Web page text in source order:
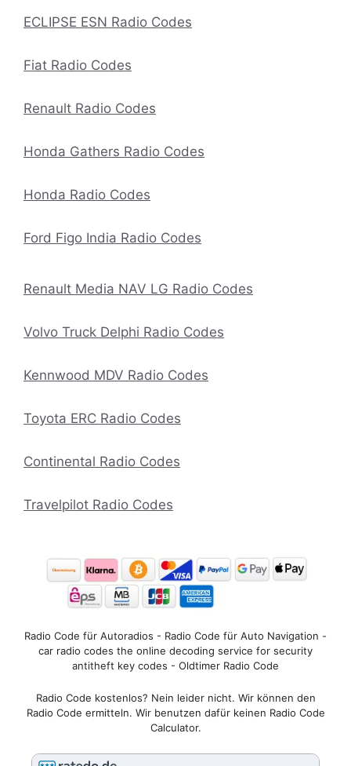
ECLIPSE ESN Radio Codes
Fiat Radio Codes
Renault Radio Codes
Honda Gathers Radio Codes
Honda Radio Codes
Ford Figo India Radio Codes
Renault Media NAV LG Radio Codes
Volvo Truck Delphi Radio Codes
Kennwood MDV Radio Codes
Toyota ERC Radio Codes
Continental Radio Codes
Travelpilot Radio Codes
Radio Code für Autoradios - Radio Code für Auto Navigation -
car radio codes the online decoding service for security
antitheft key codes - Oldtimer Radio Code
Radio Code kostenlos? Nein leider nicht. Wir können den
Radio Code ermitteln. Wir benutzen dafür keinen Radio Code
Calculator.